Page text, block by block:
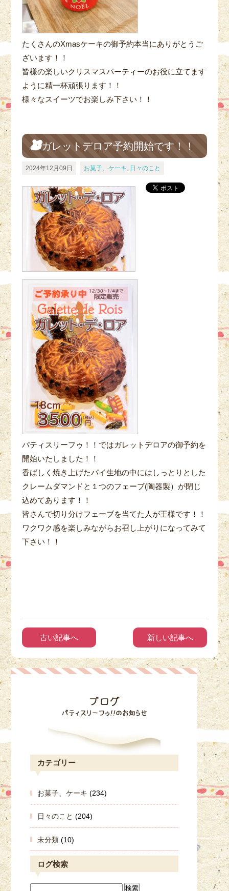
たくさんのXmasケーキの御予約本当にありがとうご
ざいます！！
皆様の楽しいクリスマスパーティーのお役に立てます
ように精一杯頑張ります！！
様々なスイーツでお楽しみ下さい！！
ガレットデロア予約開始です！！
2024年12月09日 お菓子、ケーキ 日々のこと
パティスリーフゥ！！ではガレットデロアの御予約を
開始いたしました！！
香ばしく焼き上げたパイ生地の中にはしっとりとした
クレームダマンドと１つのフェーブ(陶器製）が閉じ
込めてあります！！
皆さんで切り分けフェーブを当てた人が王様です！！
ワクワク感を楽しみながらお召し上がりになってみて
下さい！！
古い記事へ 新しい記事へ
カテゴリー
お菓子、ケーキ (234)
日々のこと (204)
未分類 (10)
ログ検索